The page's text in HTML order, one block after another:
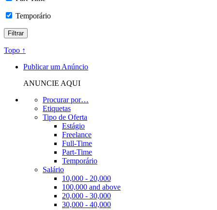
Temporário
Topo ↑
Publicar um Anúncio
ANUNCIE AQUI
Procurar por…
Etiquetas
Tipo de Oferta
Estágio
Freelance
Full-Time
Part-Time
Temporário
Salário
10,000 - 20,000
100,000 and above
20,000 - 30,000
30,000 - 40,000